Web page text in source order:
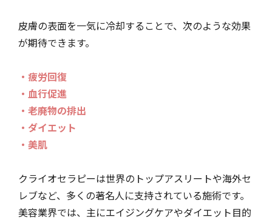
皮膚の表面を一気に冷却することで、次のような効果
が期待できます。
・疲労回復
・血行促進
・老廃物の排出
・ダイエット
・美肌
クライオセラピーは世界のトップアスリートや海外セ
レブなど、多くの著名人に支持されている施術です。
美容業界では、主にエイジングケアやダイエット目的